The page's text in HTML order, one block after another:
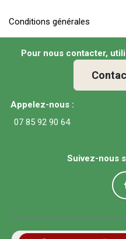
Conditions générales
Pour nous contacter,
Appelez-nous :
07 85 92 90 64
Suivez-nous